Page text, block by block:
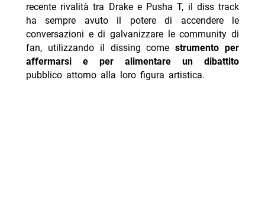
recente rivalità tra Drake e Pusha T, il diss track
ha sempre avuto il potere di accendere le
conversazioni e di galvanizzare le community di
fan, utilizzando il dissing comestrumento per
affermarsi e per alimentare un dibattito
pubblico attorno alla loro figura artistica.